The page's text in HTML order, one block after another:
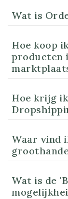
Wat is
Hoe koop
producten
Hoe krijg
Waar vind
Wat is de